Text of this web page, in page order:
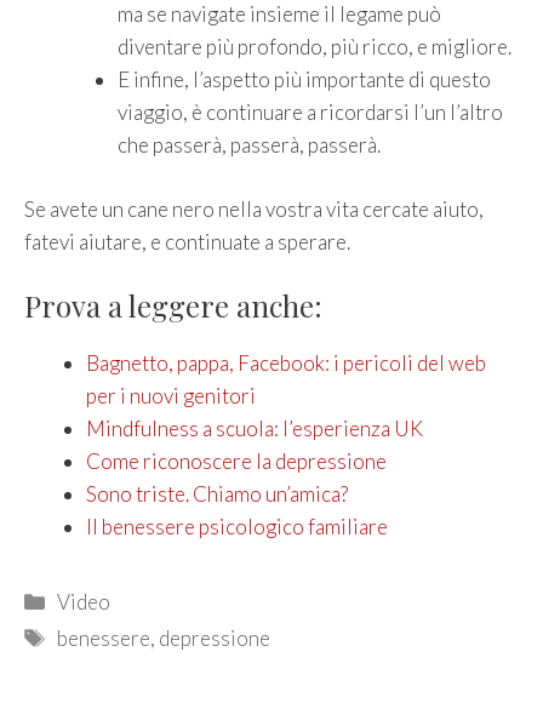
ma se navigate insieme il legame può
diventare più profondo, più ricco, e migliore.
E infine, l’aspetto più importante di questo
viaggio, è continuare a ricordarsi l’un l’altro
che passerà, passerà, passerà.
Se avete un cane nero nella vostra vita cercate aiuto,
fatevi aiutare, e continuate a sperare.
Prova a leggere anche:
Bagnetto, pappa, Facebook: i pericoli del web
per i nuovi genitori
Mindfulness a scuola: l’esperienza UK
Come riconoscere la depressione
Sono triste. Chiamo un’amica?
Il benessere psicologico familiare
Categories
Video
Tags
benessere, depressione